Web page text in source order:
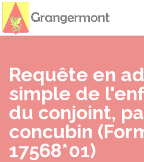
Requête en
simple de
du conjoint,
concubin
17568*01)